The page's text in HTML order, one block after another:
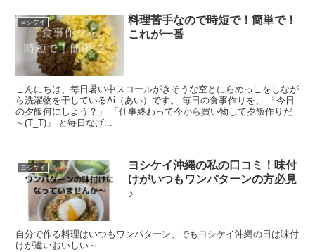
ヨシケイ
料理苦手なので時短で！簡単で！
これが一番
こんにちは、毎日暑い中スコールがきそうな空とにらめっこをしなが
ら洗濯物を干しているAi（あい）です。 毎日の食事作りを、 「今日
の夕飯何にしよう？」 「仕事終わって今から買い物して夕飯作りだ
～(T_T)」 と毎日なげ...
ヨシケイ
ヨシケイ沖縄の私の口コミ！味付
けがいつもワンパターンの方必見
♪
自分で作る料理はいつもワンパターン、でもヨシケイ沖縄の日は味付
けが違いおいしい～